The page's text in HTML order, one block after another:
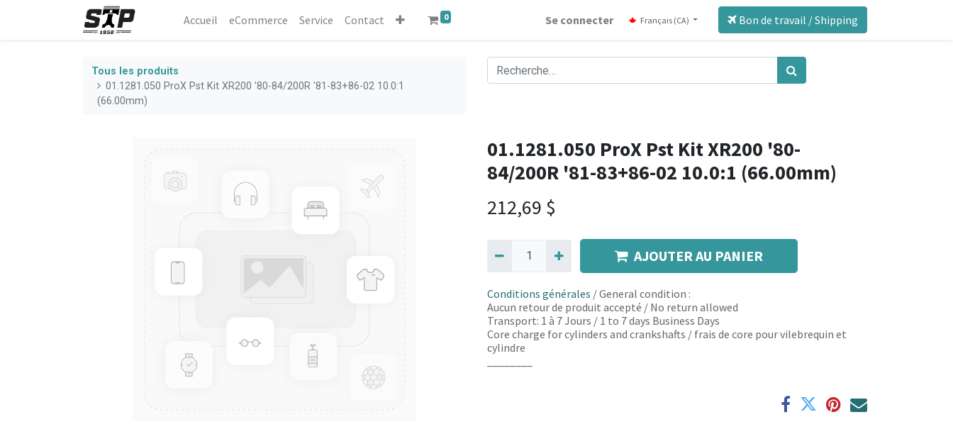
Accueil eCommerce​ Service Contact 0 Se connecter Français (CA) Bon de travail / Shipping
Tous les produits
01.1281.050 ProX Pst Kit XR200 '80-84/200R '81-83+86-02 10.0:1
(66.00mm)
01.1281.050 ProX Pst Kit XR200 '80-
84/200R '81-83+86-02 10.0:1 (66.00mm)
212,69 $
AJOUTER AU PANIER
Conditions générales / General condition :
Aucun retour de produit accepté / No return allowed
Transport: 1 à 7 Jours / 1 to 7 days Business Days
Core charge for cylinders and crankshafts / frais de core pour vilebrequin et
cylindre